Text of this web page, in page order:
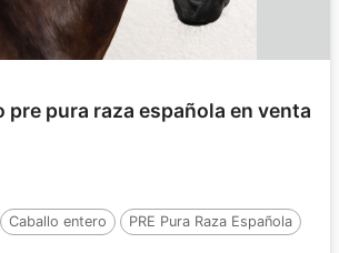
pre pura raza española en venta
Caballo entero
PRE Pura Raza Española